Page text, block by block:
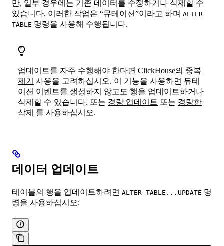
만, 일부 경우에는 기존 데이터를 수정하거나 삭제할 수
있습니다. 이러한 작업은 “뮤테이션”이라고 하며 ALTER
TABLE 명령을 사용해 수행됩니다.
업데이트를 자주 수행해야 한다면 ClickHouse의 중복
제거 사용을 고려하십시오. 이 기능을 사용하면 뮤테
이션 이벤트를 생성하지 않고도 행을 업데이트하거나
삭제할 수 있습니다. 또는 경량 업데이트 또는 경량한
삭제 를 사용하십시오.
데이터 업데이트
테이블의 행을 업데이트하려면 ALTER TABLE...UPDATE 명
령을 사용하십시오: